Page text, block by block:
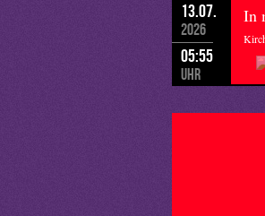
13.07.
2026
05:55
Uhr
In